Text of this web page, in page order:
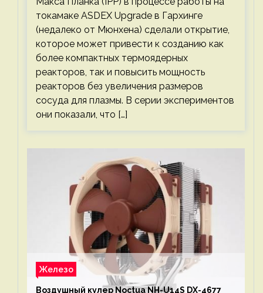
токамаке ASDEX Upgrade в Гархинге
(недалеко от Мюнхена) сделали открытие,
которое может привести к созданию как
более компактных термоядерных
реакторов, так и повысить мощность
реакторов без увеличения размеров
сосуда для плазмы. В серии экспериментов
они показали, что […]
Железо
Воздушный кулер Noctua NH-U14S DX-4677